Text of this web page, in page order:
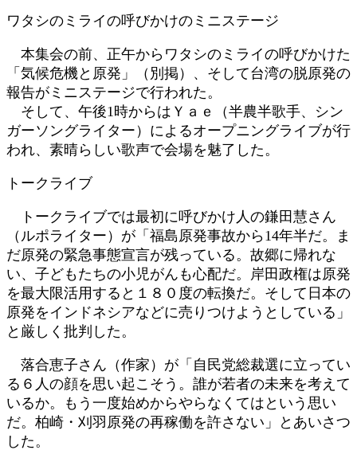
ワタシのミライの呼びかけのミニステージ
本集会の前、正午からワタシのミライの呼びかけた
「気候危機と原発」（別掲）、そして台湾の脱原発の
報告がミニステージで行われた。
そして、午後1時からはＹａｅ（半農半歌手、シン
ガーソングライター）によるオープニングライブが行
われ、素晴らしい歌声で会場を魅了した。
トークライブ
トークライブでは最初に呼びかけ人の鎌田慧さん
（ルポライター）が「福島原発事故から14年半だ。ま
だ原発の緊急事態宣言が残っている。故郷に帰れな
い、子どもたちの小児がんも心配だ。岸田政権は原発
を最大限活用すると１８０度の転換だ。そして日本の
原発をインドネシアなどに売りつけようとしている」
と厳しく批判した。
落合恵子さん（作家）が「自民党総裁選に立ってい
る６人の顔を思い起こそう。誰が若者の未来を考えて
いるか。もう一度始めからやらなくてはという思い
だ。柏崎・刈羽原発の再稼働を許さない」とあいさつ
した。